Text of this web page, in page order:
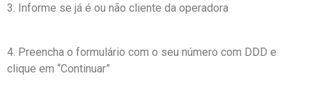
3. Informe se já é ou não cliente da operadora
4. Preencha o formulário com o seu número com DDD e
clique em “Continuar”